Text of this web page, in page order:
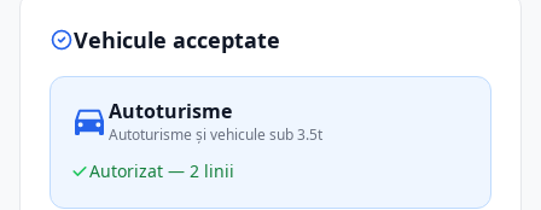
Vehicule acceptate
Autoturisme
Autoturisme și vehicule sub 3.5t
Autorizat — 2 linii